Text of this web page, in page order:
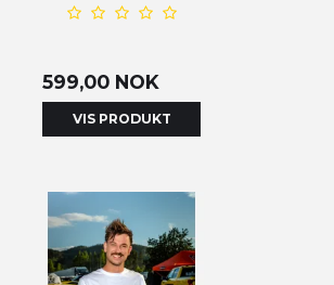
599,00 NOK
VIS PRODUKT